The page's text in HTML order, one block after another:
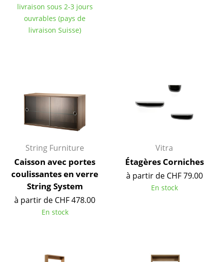
Rideaux
... voir tous les accessoires
Salon et Salle de séjour
Cuisine & Salle à manger
Chambre enfant
Bureau
Entrée & Couloir
Salle de Bain
Jardin & Balcon
livraison sous 2-3 jours
ouvrables (pays de
livraison Suisse)
String Furniture
Caisson avec portes
coulissantes en verre
String System
à partir de CHF 478.00
En stock
Vitra
Étagères Corniches
à partir de CHF 79.00
En stock